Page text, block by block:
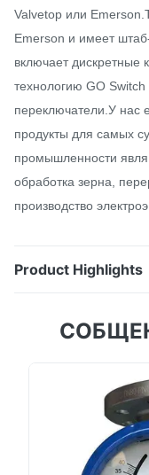
Valvetop или
Emerson и имеет
включает
технологию GO Switch
переключатели.У нас
продукты для самых
промышленности
обработка зерна,
производство
Product Highlights
GO Switch,
является
квартиру в
дискретные